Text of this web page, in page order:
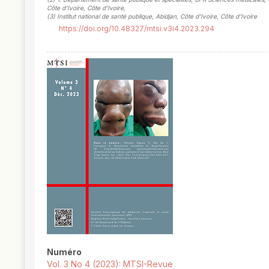
Côte d’Ivoire, Côte d'Ivoire,
(3) Institut national de santé publique, Abidjan, Côte d’Ivoire, Côte d'Ivoire
https://doi.org/10.48327/mtsi.v3i4.2023.294
Numéro
Vol. 3 No 4 (2023): MTSI-Revue